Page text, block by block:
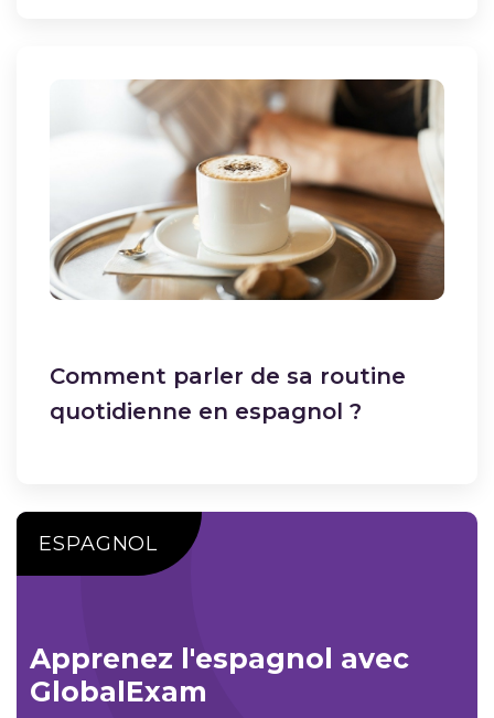
Comment parler de sa routine
quotidienne en espagnol ?
ESPAGNOL
Apprenez l'espagnol avec
GlobalExam